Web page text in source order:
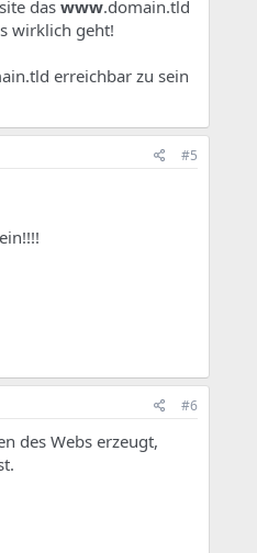
das www.domain.tld
wirklich geht!
erreichbar zu sein
#5
#6
des Webs erzeugt,